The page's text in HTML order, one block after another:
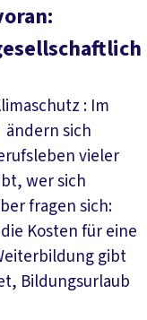
: Im
sich
vieler
wer sich
fragen sich:
Kosten für eine
gibt
Bildungsurlaub